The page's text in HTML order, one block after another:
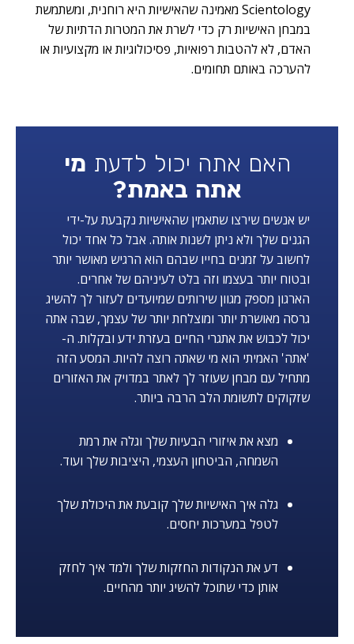
Scientology מאמינה שהאישיות היא רוחנית, ומשתמשת
במבחן האישיות רק כדי לשרת את המטרות הדתיות של
האדם, לא להטבות רפואיות, פסיכולוגיות או מקצועיות או
להערכה באותם תחומים.
האם אתה יכול לדעת מי
אתה באמת?
יש אנשים שירצו שתאמין שהאישיות נקבעת על-ידי
הגנים שלך ולא ניתן לשנות אותה. אבל כל אחד יכול
לחשוב על זמנים בחייו שבהם הוא הרגיש מאושר יותר
ובטוח יותר בעצמו וזה בלט לעיניהם של אחרים.
הארגון מספק מגוון שירותים שמיועדים לעזור לך להשיג
גרסה מאושרת יותר ומוצלחת יותר של עצמך, שבה אתה
יכול לכבוש את אתגרי החיים בעזרת ידע ובקלות. ה-
'אתה' האמיתי הוא מי שאתה רוצה להיות. המסע הזה
מתחיל עם מבחן שעוזר לך לאתר במדויק את האזורים
שזקוקים לתשומת הלב הרבה ביותר.
מצא את איזורי הבעיות שלך וגלה את רמת
השמחה, הביטחון העצמי, היציבות שלך ועוד.
גלה איך האישיות שלך קובעת את היכולת שלך
לטפל במערכות יחסים.
דע את הנקודות החזקות שלך ולמד איך לחזק
אותן כדי שתוכל להשיג יותר מהחיים.